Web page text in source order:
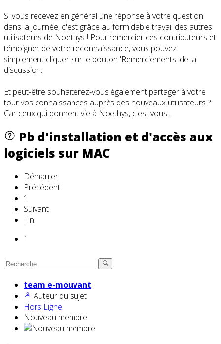
Si vous recevez en général une réponse à votre question
dans la journée, c'est grâce au formidable travail des autres
utilisateurs de Noethys ! Pour remercier ces contributeurs et
témoigner de votre reconnaissance, vous pouvez
simplement cliquer sur le bouton 'Remerciements' de la
discussion.
Et peut-être souhaiterez-vous également partager à votre
tour vos connaissances auprès des nouveaux utilisateurs ?
Car ceux qui donnent vie à Noethys, c'est vous...
Pb d'installation et d'accès aux
logiciels sur MAC
Démarrer
Précédent
1
Suivant
Fin
1
team e-mouvant
Auteur du sujet
Hors Ligne
Nouveau membre